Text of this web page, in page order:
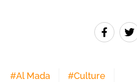
#Al Mada #Culture